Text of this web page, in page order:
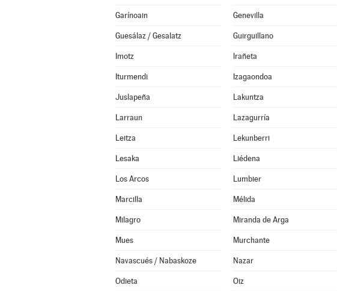
Garínoain Genevilla
Guesálaz / Gesalatz Guirguillano
Imotz Irañeta
Iturmendi Izagaondoa
Juslapeña Lakuntza
Larraun Lazagurría
Leitza Lekunberri
Lesaka Liédena
Los Arcos Lumbier
Marcilla Mélida
Milagro Miranda de Arga
Mues Murchante
Navascués / Nabaskoze Nazar
Odieta Oiz